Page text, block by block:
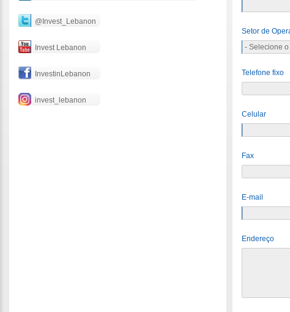
@Invest_Lebanon
Invest Lebanon
InvestinLebanon
invest_lebanon
Setor de
Telefone fixo
Celular
Fax
E-mail
Endereço